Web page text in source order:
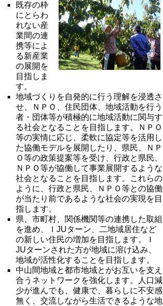
既存の枠
にとらわ
れない産
業間の連
携等によ
る新産業
の展開を
目指しま
す。
地域づくりを自発的に行う理解を浸透さ
せ、ＮＰＯ、住民団体、地域活動を行う
者・団体等が積極的に地域活動に関与す
る社会となることを目指します。ＮＰＯ
等の実情に応じ、柔軟に協定等を活用し
た協働モデルを展開したり、県民、ＮＰ
Ｏ等の政策提案等を受け、行政と県民、
ＮＰＯ等が協働して事業展開するような
社会となることを目指します。これらの
ように、行政と県民、ＮＰＯ等との協働
が当たり前であるような社会の実現を目
指します。
県、市町村、関係機関等の連携した取組
を進め、ＩJUターン、二地域居住など
の新しい住民の増加を目指します。Ｉ
JUターンされた方が地域に溶け込み、
地域が活性化することを目指します。
中山間地域と都市地域とがお互いを支え
合うネットワークを強化します。人口減
少が進んでも、健康で、暮らしに不安感
無く、交流しながら生活できるような地